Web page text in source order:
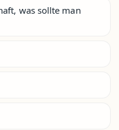
was sollte man